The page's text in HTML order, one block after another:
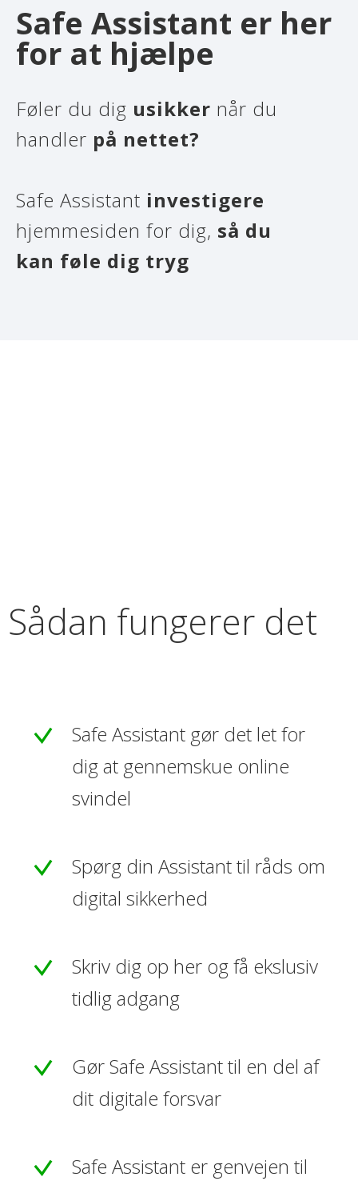
Safe Assistant er her
for at hjælpe
Føler du dig usikker når du
handler på nettet?
Safe Assistant investigere
hjemmesiden for dig, så du
kan føle dig tryg
Sådan fungerer det
Safe Assistant gør det let for
dig at gennemskue online
svindel
Spørg din Assistant til råds om
digital sikkerhed
Skriv dig op her og få ekslusiv
tidlig adgang
Gør Safe Assistant til en del af
dit digitale forsvar
Safe Assistant er genvejen til